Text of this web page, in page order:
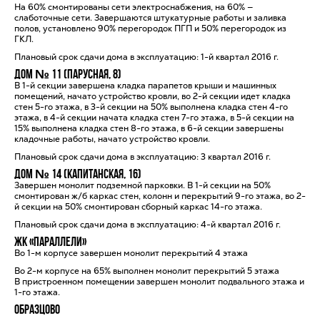
На 60% смонтированы сети электроснабжения, на 60% —
слаботочные сети. Завершаются штукатурные работы и заливка
полов, установлено 90% перегородок ПГП и 50% перегородок из
ГКЛ.
Плановый срок сдачи дома в эксплуатацию: 1-й квартал 2016 г.
Дом № 11 (Парусная, 8)
В 1-й секции завершена кладка парапетов крыши и машинных
помещений, начато устройство кровли, во 2-й секции идет кладка
стен 5-го этажа, в 3-й секции на 50% выполнена кладка стен 4-го
этажа, в 4-й секции начата кладка стен 7-го этажа, в 5-й секции на
15% выполнена кладка стен 8-го этажа, в 6-й секции завершены
кладочные работы, начато устройство кровли.
Плановый срок сдачи дома в эксплуатацию: 3 квартал 2016 г.
Дом № 14 (Капитанская, 16)
Завершен монолит подземной парковки. В 1-й секции на 50%
смонтирован ж/б каркас стен, колонн и перекрытий 9-го этажа, во 2-
й секции на 50% смонтирован сборный каркас 14-го этажа.
Плановый срок сдачи дома в эксплуатацию: 4-й квартал 2016 г.
ЖК «Параллели»
Во 1-м корпусе завершен монолит перекрытий 4 этажа
Во 2-м корпусе на 65% выполнен монолит перекрытий 5 этажа
В пристроенном помещении завершен монолит подвального этажа и
1-го этажа.
Образцово